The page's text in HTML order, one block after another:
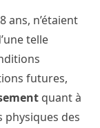
ans, n’étaient
telle
futures,
quant à
physiques des